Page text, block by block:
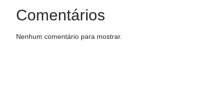
Comentários
Nenhum comentário para mostrar.